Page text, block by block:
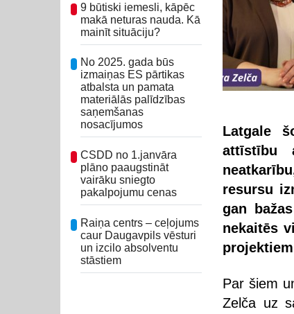
9 būtiski iemesli, kāpēc
makā neturas nauda. Kā
mainīt situāciju?
No 2025. gada būs
izmaiņas ES pārtikas
atbalsta un pamata
materiālās palīdzības
saņemšanas
nosacījumos
CSDD no 1.janvāra
plāno paaugstināt
vairāku sniegto
pakalpojumu cenas
Raiņa centrs – ceļojums
caur Daugavpils vēsturi
un izcilo absolventu
stāstiem
Latgale
attīstību
resursu
gan
nekaitēs
Par šiem
Zelča uz